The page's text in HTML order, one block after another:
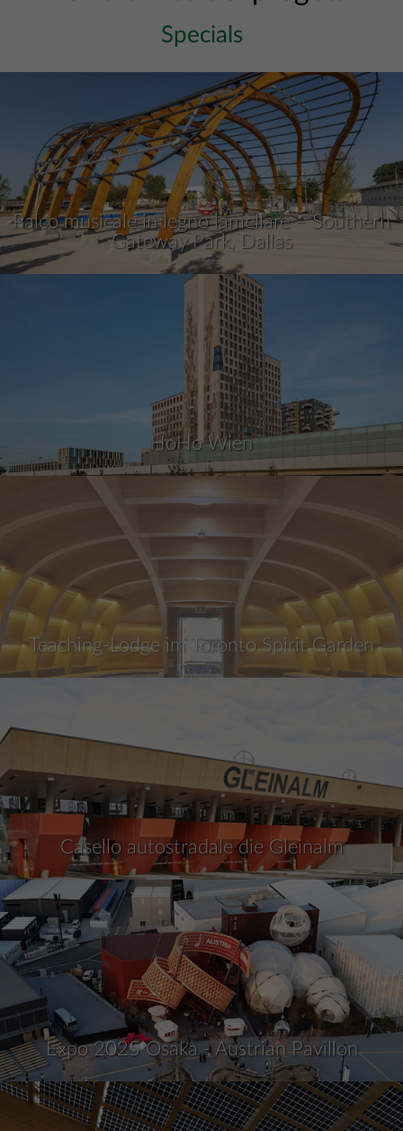
Specials
Palco musicale in legno lamellare – Southern
Gateway Park, Dallas
HoHo Wien
Teaching-Lodge im Toronto Spirit Garden
Casello autostradale die Gleinalm
Expo 2025 Osaka - Austrian Pavillon